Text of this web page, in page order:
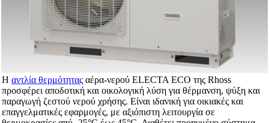
Η αντλία θερμότητας αέρα-νερού ELECTA ECO της Rhoss
προσφέρει αποδοτική και οικολογική λύση για θέρμανση, ψύξη και
παραγωγή ζεστού νερού χρήσης. Είναι ιδανική για οικιακές και
επαγγελματικές εφαρμογές, με αξιόπιστη λειτουργία σε